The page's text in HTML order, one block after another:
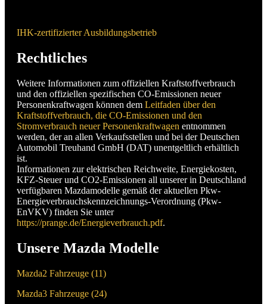
IHK-zertifizierter Ausbildungsbetrieb
Rechtliches
Weitere Informationen zum offiziellen Kraftstoffverbrauch
und den offiziellen spezifischen CO-Emissionen neuer
Personenkraftwagen können dem Leitfaden über den
Kraftstoffverbrauch, die CO-Emissionen und den
Stromverbrauch neuer Personenkraftwagen entnommen
werden, der an allen Verkaufsstellen und bei der Deutschen
Automobil Treuhand GmbH (DAT) unentgeltlich erhältlich
ist.
Informationen zur elektrischen Reichweite, Energiekosten,
KFZ-Steuer und CO2-Emissionen all unserer in Deutschland
verfügbaren Mazdamodelle gemäß der aktuellen Pkw-
Energieverbrauchskennzeichnungs-Verordnung (Pkw-
EnVKV) finden Sie unter
https://prange.de/Energieverbrauch.pdf.
Unsere Mazda Modelle
Mazda2 Fahrzeuge (11)
Mazda3 Fahrzeuge (24)